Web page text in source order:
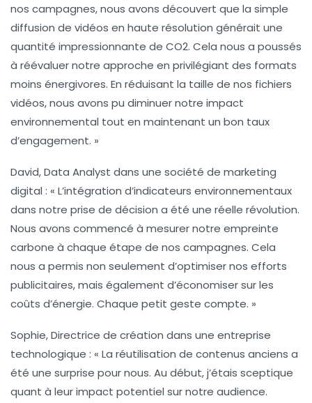
nos campagnes, nous avons découvert que la simple
diffusion de vidéos en haute résolution générait une
quantité impressionnante de CO2. Cela nous a poussés
à réévaluer notre approche en privilégiant des formats
moins énergivores. En réduisant la taille de nos fichiers
vidéos, nous avons pu diminuer notre impact
environnemental tout en maintenant un bon taux
d’engagement. »
David, Data Analyst dans une société de marketing
digital : « L’intégration d’indicateurs environnementaux
dans notre prise de décision a été une réelle révolution.
Nous avons commencé à mesurer notre empreinte
carbone à chaque étape de nos campagnes. Cela
nous a permis non seulement d’optimiser nos efforts
publicitaires, mais également d’économiser sur les
coûts d’énergie. Chaque petit geste compte. »
Sophie, Directrice de création dans une entreprise
technologique : « La réutilisation de contenus anciens a
été une surprise pour nous. Au début, j’étais sceptique
quant à leur impact potentiel sur notre audience.